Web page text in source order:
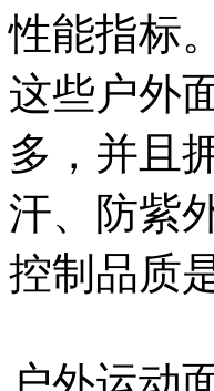
性能指标。
这些户外
多，并且
汗、防紫
控制品质